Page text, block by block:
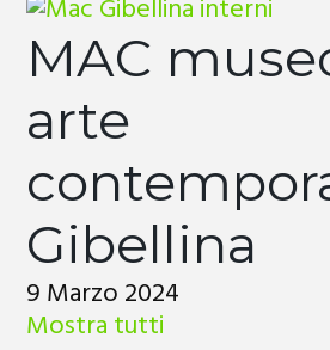
MAC
arte
Gibellina
9 Marzo 2024
Mostra tutti